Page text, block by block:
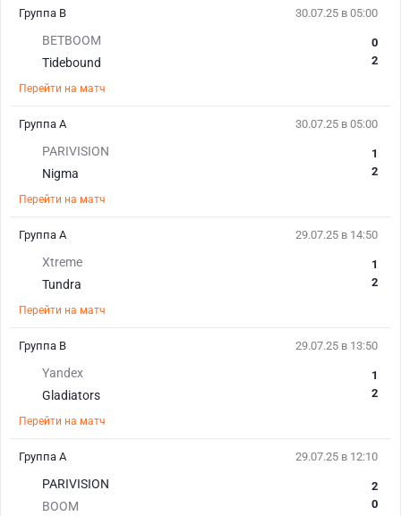
30.07.25 в 05:00
BETBOOM
Tidebound
0
2
Перейти на матч
Группа B
30.07.25 в 05:00
PARIVISION
Nigma
1
2
Перейти на матч
Группа А
29.07.25 в 14:50
Xtreme
Tundra
1
2
Перейти на матч
Группа А
29.07.25 в 13:50
Yandex
Gladiators
1
2
Перейти на матч
Группа B
29.07.25 в 12:10
PARIVISION
BOOM
2
0
Группа А